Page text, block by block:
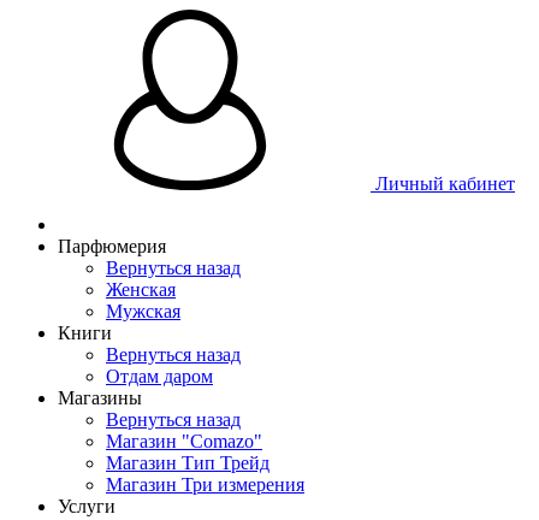
Личный кабинет
Парфюмерия
Вернуться назад
Женская
Мужская
Книги
Вернуться назад
Отдам даром
Магазины
Вернуться назад
Магазин "Comazo"
Магазин Тип Трейд
Магазин Три измерения
Услуги